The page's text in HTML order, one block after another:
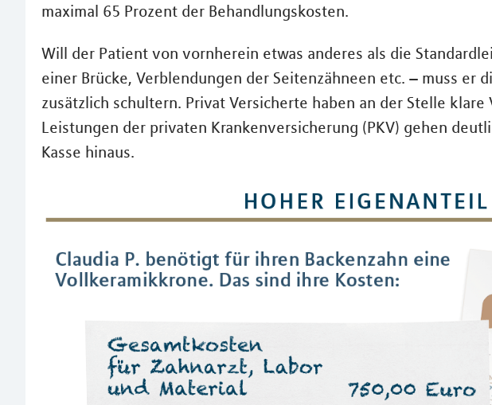
maximal 65 Prozent der Behandlungskosten.
Will der Patient von vornherein etwas anderes als die
einer Brücke, Verblendungen der Seitenzähneen etc. – muss er
zusätzlich schultern. Privat Versicherte haben an der Stelle klare
Leistungen der privaten Krankenversicherung (PKV) gehen
Kasse hinaus.